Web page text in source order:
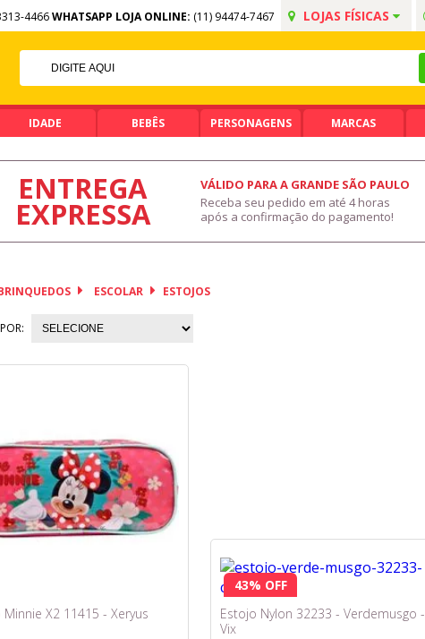
4466WHATSAPP LOJA ONLINE: (11) 94474-7467 LOJAS FÍSICAS
5% OFF NO PIX
PIX ACIMA DE R$ 99,90
IDADE BEBÊS PERSONAGENS MARCAS
ENTREGA
EXPRESSA
VÁLIDO PARA A GRANDE SÃO PAULO
Receba seu pedido em até 4 horas
após a confirmação do pagamento!
ESCOLAR ESTOJOS
X2 11415 - Xeryus
43% OFF
Estojo Nylon 32233 - Verdemusgo -
Vix